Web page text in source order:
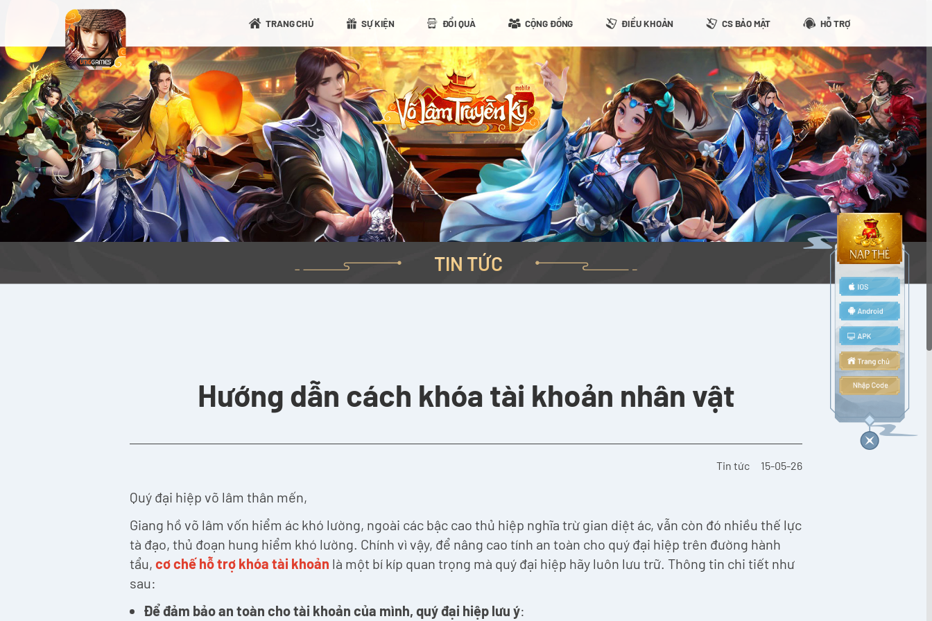
TIN TỨC
Hướng dẫn cách khóa tài khoản nhân vật
Tin tức 15-05-26
Quý đại hiệp võ lâm thân mến,
Giang hồ võ lâm vốn hiểm ác khó lường, ngoài các bậc cao thủ hiệp nghĩa trừ gian diệt ác, vẫn còn đó nhiều thế lực
tà đạo, thủ đoạn hung hiểm khó lường. Chính vì vậy, để nâng cao tính an toàn cho quý đại hiệp trên đường hành
tẩu, cơ chế hỗ trợ khóa tài khoản là một bí kíp quan trọng mà quý đại hiệp hãy luôn lưu trữ. Thông tin chi tiết như
sau:
Để đảm bảo an toàn cho tài khoản của mình, quý đại hiệp lưu ý:
TRANG CHỦ SỰ KIỆN ĐỔI QUÀ CỘNG ĐỒNG ĐIỀU KHOẢN CS BẢO MẬT HỖ TRỢ